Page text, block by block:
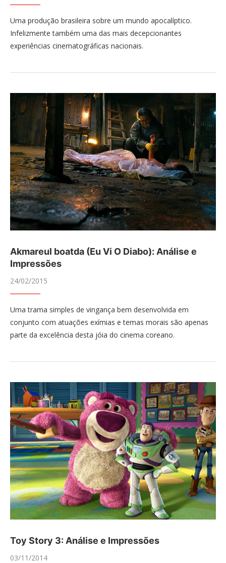
Uma produção brasileira sobre um mundo apocalíptico.
Infelizmente também uma das mais decepcionantes
experiências cinematográficas nacionais.
Akmareul boatda (Eu Vi O Diabo): Análise e
Impressões
24/02/2015
Uma trama simples de vingança bem desenvolvida em
conjunto com atuações exímias e temas morais são apenas
parte da excelência desta jóia do cinema coreano.
Toy Story 3: Análise e Impressões
03/11/2014